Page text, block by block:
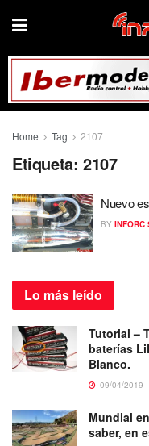
Home Tag 2107
Etiqueta: 2107
Nuevo
BY INFORC
Lo más leído
Tutorial –
baterías
Blanco.
09/04/2019
Mundial
saber, en